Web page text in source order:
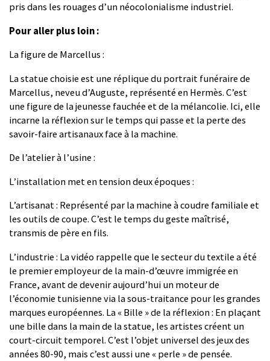
pris dans les rouages d’un néocolonialisme industriel.
Pour aller plus loin :
La figure de Marcellus :
La statue choisie est une réplique du portrait funéraire de
Marcellus, neveu d’Auguste, représenté en Hermès. C’est
une figure de la jeunesse fauchée et de la mélancolie. Ici, elle
incarne la réflexion sur le temps qui passe et la perte des
savoir-faire artisanaux face à la machine.
De l’atelier à l’usine :
L’installation met en tension deux époques :
L’artisanat : Représenté par la machine à coudre familiale et
les outils de coupe. C’est le temps du geste maîtrisé,
transmis de père en fils.
L’industrie : La vidéo rappelle que le secteur du textile a été
le premier employeur de la main-d’œuvre immigrée en
France, avant de devenir aujourd’hui un moteur de
l’économie tunisienne via la sous-traitance pour les grandes
marques européennes. La « Bille » de la réflexion : En plaçant
une bille dans la main de la statue, les artistes créent un
court-circuit temporel. C’est l’objet universel des jeux des
années 80-90, mais c’est aussi une « perle » de pensée.